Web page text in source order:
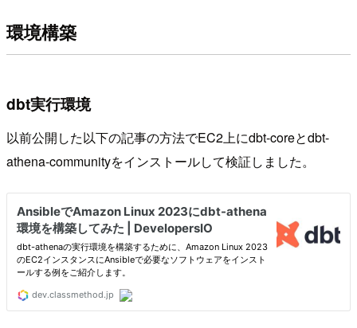
環境構築
dbt実行環境
以前公開した以下の記事の方法でEC2上にdbt-coreとdbt-
athena-communityをインストールして検証しました。